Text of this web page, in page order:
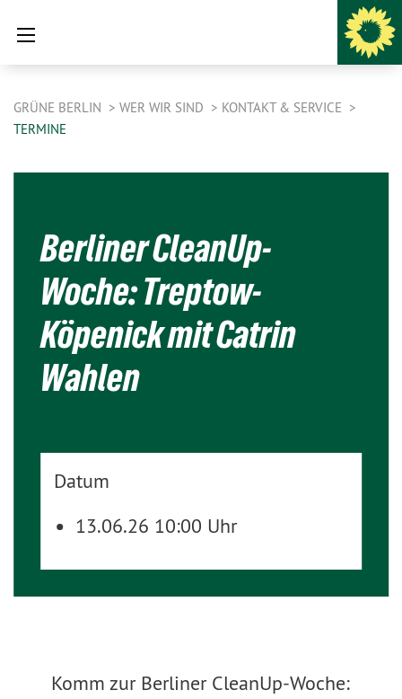
GRÜNE BERLIN WER WIR SIND
KONTAKT & SERVICE
TERMINE
Berliner CleanUp-
Woche: Treptow-
Köpenick mit Catrin
Wahlen
Datum
13.06.26 10:00 Uhr
Komm zur Berliner CleanUp-Woche: